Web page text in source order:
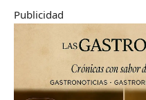
Publicidad